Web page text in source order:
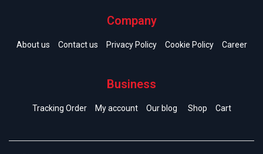
Company
About us Contact us Privacy Policy Cookie Policy Career
Business
Tracking Order My account Our blog Shop Cart